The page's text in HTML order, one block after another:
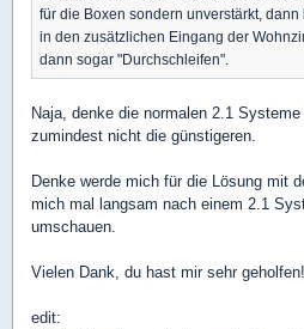
für die Boxen sondern unverstärkt,
in den zusätzlichen Eingang der
dann sogar "Durchschleifen".
Naja, denke die normalen 2.1 Systeme
zumindest nicht die günstigeren.
Denke werde mich für die Lösung mit
mich mal langsam nach einem 2.1
umschauen.
Vielen Dank, du hast mir sehr geholfen!
edit: